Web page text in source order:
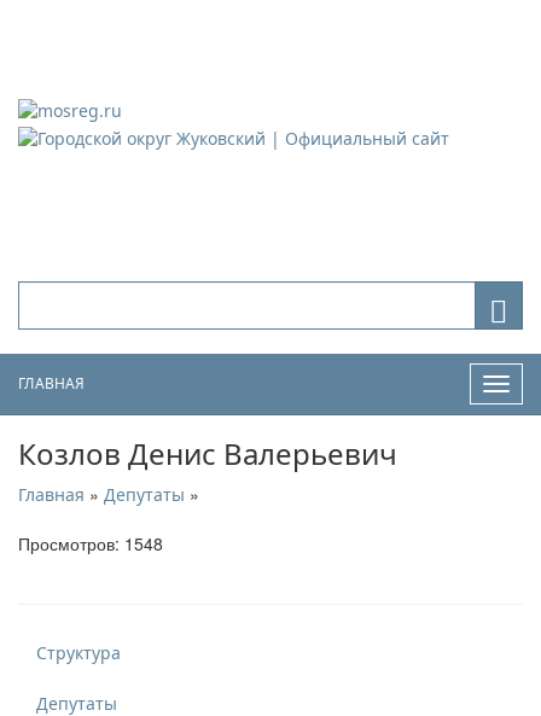
ГЛАВНАЯ
Козлов Денис Валерьевич
Главная » Депутаты »
Просмотров: 1548
Структура
Депутаты